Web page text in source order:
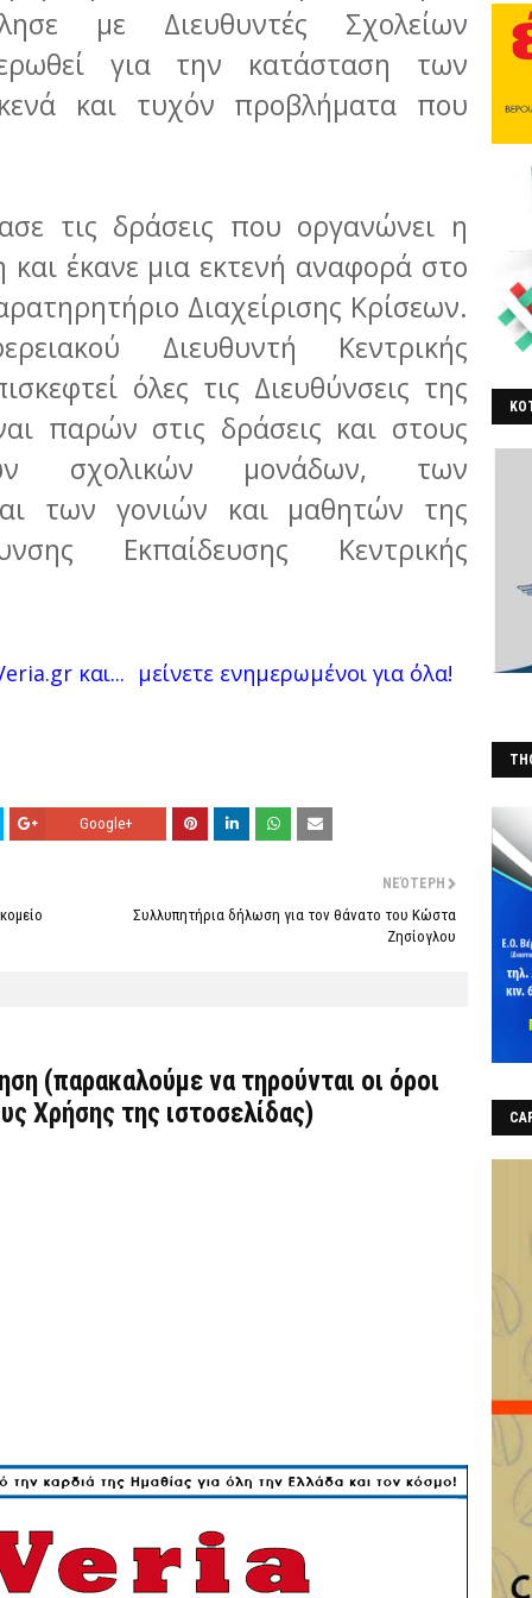
με Διευθυντές Σχολείων
για την κατάσταση των
και τυχόν προβλήματα που
τις δράσεις που οργανώνει η
και έκανε μια εκτενή αναφορά στο
Διαχείρισης Κρίσεων.
Διευθυντή Κεντρικής
όλες τις Διευθύνσεις της
παρών στις δράσεις και στους
σχολικών μονάδων, των
των γονιών και μαθητών της
Εκπαίδευσης Κεντρικής
και... μείνετε ενημερωμένοι για όλα!
Google+
ΝΕΌΤΕΡΗ
Συλλυπητήρια δήλωση για τον θάνατο του Κώστα
Ζησίογλου
(παρακαλούμε να τηρούνται οι όροι
Χρήσης της ιστοσελίδας)